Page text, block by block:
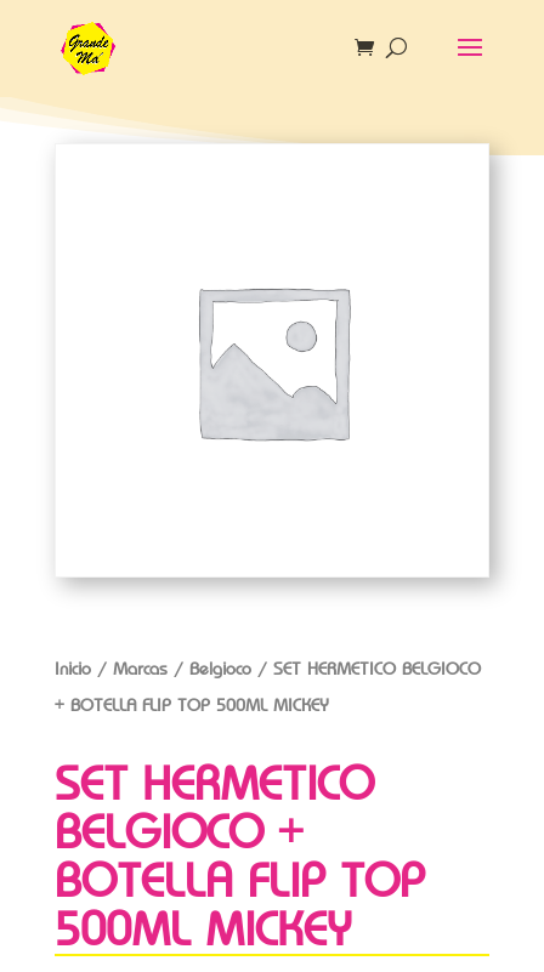
Inicio/ Marcas/ Belgioco/ SET HERMETICO BELGIOCO
+ BOTELLA FLIP TOP 500ML MICKEY
SET HERMETICO
BELGIOCO +
BOTELLA FLIP TOP
500ML MICKEY